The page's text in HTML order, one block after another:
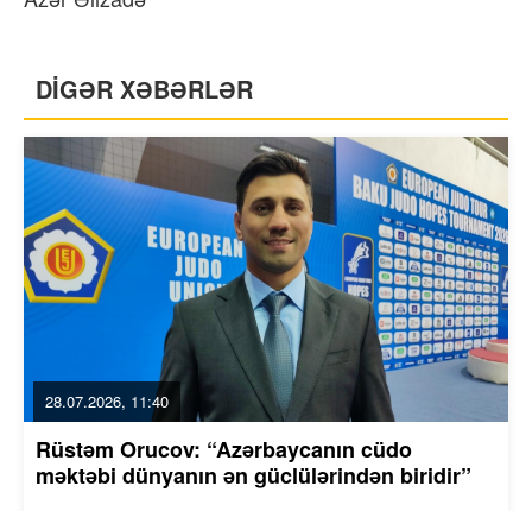
DİGƏR XƏBƏRLƏR
28.07.2026, 11:40
Rüstəm Orucov: “Azərbaycanın cüdo
məktəbi dünyanın ən güclülərindən biridir”